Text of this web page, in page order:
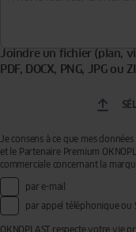
Joindre un fichier (plan,
PDF, DOCX, PNG, JPG ou
Je consens à ce que mes
et le Partenaire Premium
commerciale concernant la
par e-mail
par appel téléphonique ou
OKNOPLAST respecte votre vie